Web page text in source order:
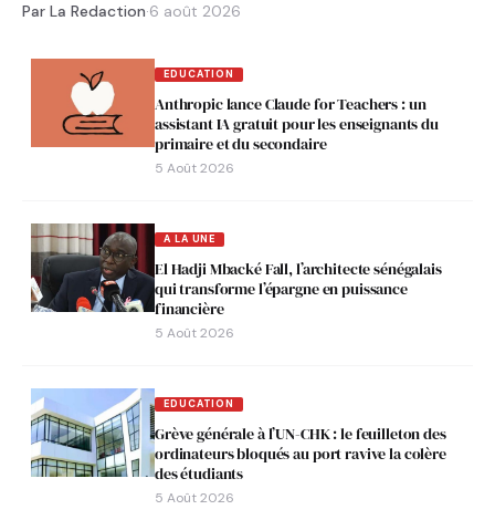
Par La Redaction·6 août 2026
EDUCATION
Anthropic lance Claude for Teachers : un
assistant IA gratuit pour les enseignants du
primaire et du secondaire
5 Août 2026
A LA UNE
El Hadji Mbacké Fall, l’architecte sénégalais
qui transforme l’épargne en puissance
financière
5 Août 2026
EDUCATION
Grève générale à l’UN-CHK : le feuilleton des
ordinateurs bloqués au port ravive la colère
des étudiants
5 Août 2026